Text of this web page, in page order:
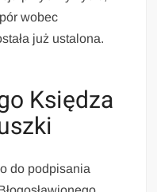
wobec
już ustalona.
Księdza
do podpisania